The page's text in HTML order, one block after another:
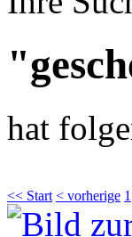
hat
<< Start < vorherige 1